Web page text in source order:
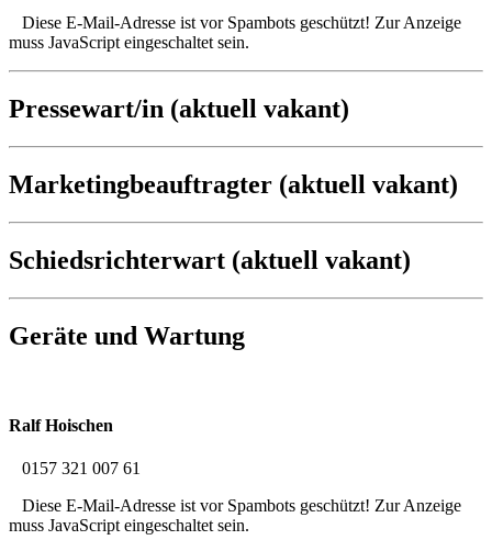
Diese E-Mail-Adresse ist vor Spambots geschützt! Zur Anzeige
muss JavaScript eingeschaltet sein.
Pressewart/in (aktuell vakant)
Marketingbeauftragter (aktuell vakant)
Schiedsrichterwart (aktuell vakant)
Geräte und Wartung
Ralf Hoischen
0157 321 007 61
Diese E-Mail-Adresse ist vor Spambots geschützt! Zur Anzeige
muss JavaScript eingeschaltet sein.